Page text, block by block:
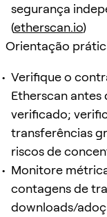
segurança
(etherscan.io)
Orientação
Verifique o
Etherscan
verificado;
transferências
riscos de
Monitore
contagens de
downloads/